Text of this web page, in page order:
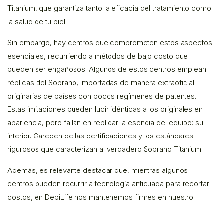
Titanium, que garantiza tanto la eficacia del tratamiento como
la salud de tu piel.
Sin embargo, hay centros que comprometen estos aspectos
esenciales, recurriendo a métodos de bajo costo que
pueden ser engañosos. Algunos de estos centros emplean
réplicas del Soprano, importadas de manera extraoficial
originarias de países con pocos regímenes de patentes.
Estas imitaciones pueden lucir idénticas a los originales en
apariencia, pero fallan en replicar la esencia del equipo: su
interior. Carecen de las certificaciones y los estándares
rigurosos que caracterizan al verdadero Soprano Titanium.
Además, es relevante destacar que, mientras algunos
centros pueden recurrir a tecnología anticuada para recortar
costos, en DepiLife nos mantenemos firmes en nuestro